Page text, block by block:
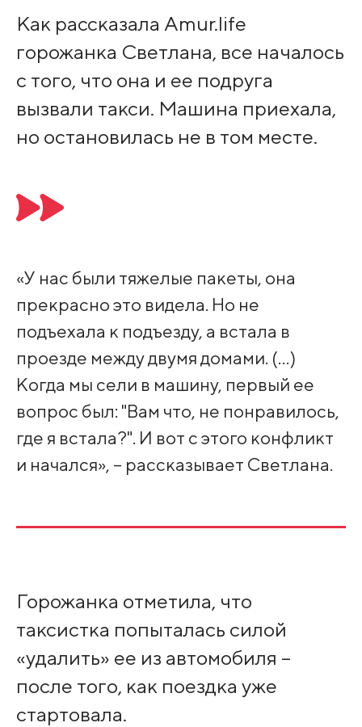
Как рассказала Amur.life
горожанка Светлана, все началось
с того, что она и ее подруга
вызвали такси. Машина приехала,
но остановилась не в том месте.
«У нас были тяжелые пакеты, она
прекрасно это видела. Но не
подъехала к подъезду, а встала в
проезде между двумя домами. (…)
Когда мы сели в машину, первый ее
вопрос был: "Вам что, не понравилось,
где я встала?". И вот с этого конфликт
и начался», – рассказывает Светлана.
Горожанка отметила, что
таксистка попыталась силой
«удалить» ее из автомобиля –
после того, как поездка уже
стартовала.